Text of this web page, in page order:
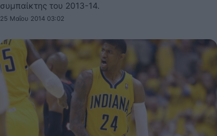
συμπαίκτης του 2013-14.
25 Μαΐου 2014 03:02